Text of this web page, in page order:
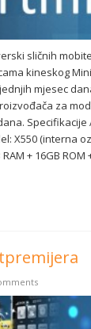
sličnih
kineskog
mjesec
za
Specifikacije
X550 (interna
+ 16GB